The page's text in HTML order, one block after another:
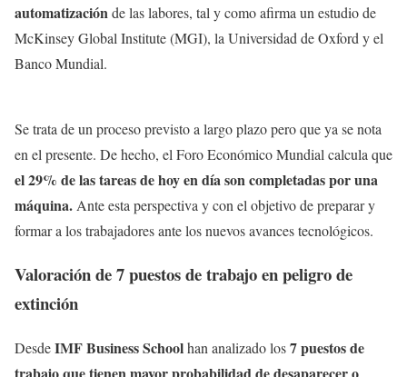
automatizaciónde las labores, tal y como afirma un estudio de
McKinsey Global Institute (MGI), la Universidad de Oxford y el
Banco Mundial.
Se trata de un proceso previsto a largo plazo pero que ya se nota
en el presente. De hecho, el Foro Económico Mundial calcula que
el 29% de las tareas de hoy en día son completadas por una
máquina. Ante esta perspectiva y con el objetivo de preparar y
formar a los trabajadores ante los nuevos avances tecnológicos.
Valoración de 7 puestos de trabajo en peligro de
extinción
DesdeIMF Business Schoolhan analizado los7 puestos de